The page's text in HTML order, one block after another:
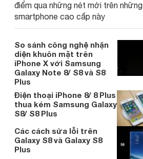
điểm qua những nét mới trên những
smartphone cao cấp này
So sánh công nghệ nhận
diện khuôn mặt trên
iPhone X với Samsung
Galaxy Note 8/ S8 và S8
Plus
Điện thoại iPhone 8/ 8 Plus
thua kém Samsung Galaxy
S8/ S8 Plus
Các cách sửa lỗi trên
Galaxy S8 và Galaxy S8
Plus